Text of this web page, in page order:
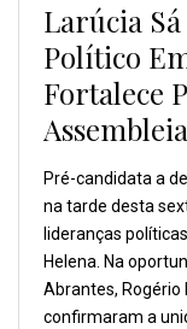
Larúcia
Político
Fortalece
Pré-candidata a
na tarde desta
lideranças
Helena. Na
Abrantes, Rogério
confirmaram a